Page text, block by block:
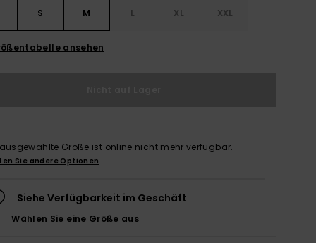
S M L XL XXL
ansehen
Größe ist online nicht mehr verfügbar.
Sie andere Optionen
Siehe Verfügbarkeit im Geschäft
Wählen Sie eine Größe aus